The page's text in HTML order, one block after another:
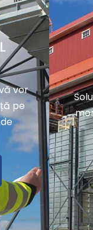
vor
pe